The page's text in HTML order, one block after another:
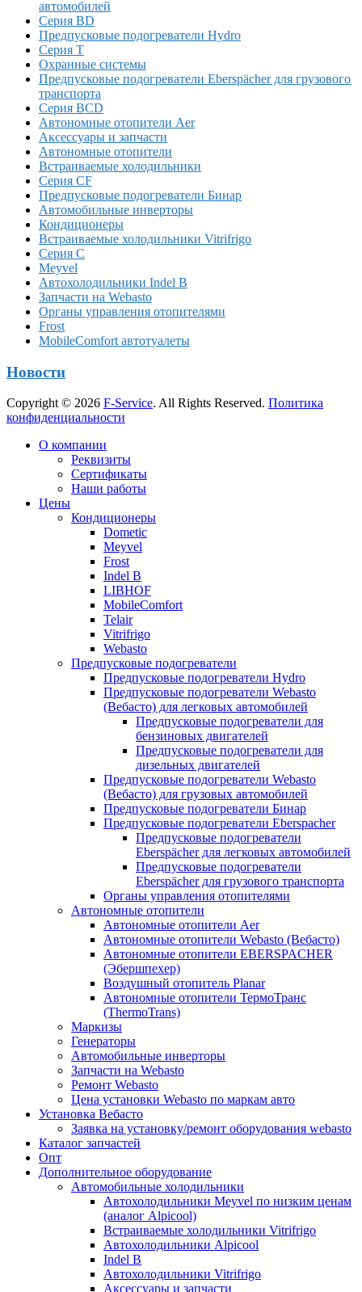
автомобилей
Серия BD
Предпусковые подогреватели Hydro
Серия T
Охранные системы
Предпусковые подогреватели Eberspächer для грузового
транспорта
Серия BCD
Автономные отопители Аer
Аксессуары и запчасти
Автономные отопители
Встраиваемые холодильники
Серия CF
Предпусковые подогреватели Бинар
Автомобильные инверторы
Кондиционеры
Встраиваемые холодильники Vitrifrigo
Серия C
Meyvel
Автохолодильники Indel B
Запчасти на Webasto
Органы управления отопителями
Frost
MobileComfort автотуалеты
Новости
Copyright © 2026 F-Service. All Rights Reserved. Политика
конфиденциальности
вверх
О компании
Реквизиты
Сертификаты
Наши работы
Цены
Кондиционеры
Dometic
Meyvel
Frost
Indel B
LIBHOF
MobileComfort
Telair
Vitrifrigo
Webasto
Предпусковые подогреватели
Предпусковые подогреватели Hydro
Предпусковые подогреватели Webasto
(Вебасто) для легковых автомобилей
Предпусковые подогреватели для
бензиновых двигателей
Предпусковые подогреватели для
дизельных двигателей
Предпусковые подогреватели Webasto
(Вебасто) для грузовых автомобилей
Предпусковые подогреватели Бинар
Предпусковые подогреватели Eberspacher
Предпусковые подогреватели
Eberspächer для легковых автомобилей
Предпусковые подогреватели
Eberspächer для грузового транспорта
Органы управления отопителями
Автономные отопители
Автономные отопители Аer
Автономные отопители Webasto (Вебасто)
Автономные отопители EBERSPACHER
(Эбершпехер)
Воздушный отопитель Planar
Автономные отопители ТермоТранс
(ThermoTrans)
Маркизы
Генераторы
Автомобильные инверторы
Запчасти на Webasto
Ремонт Webasto
Цена установки Webasto по маркам авто
Установка Вебасто
Заявка на установку/ремонт оборудования webasto
Каталог запчастей
Опт
Дополнительное оборудование
Автомобильные холодильники
Автохолодильники Meyvel по низким ценам
(аналог Alpicool)
Встраиваемые холодильники Vitrifrigo
Автохолодильники Alpicool
Indel B
Автохолодильники Vitrifrigo
Аксессуары и запчасти